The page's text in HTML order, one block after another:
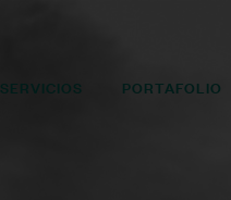
SERVICIOS PORTAFOLIO